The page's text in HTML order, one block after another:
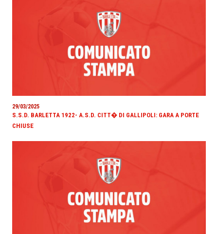
29/03/2025
S.S.D. BARLETTA 1922- A.S.D. CITT� DI GALLIPOLI: GARA A PORTE
CHIUSE